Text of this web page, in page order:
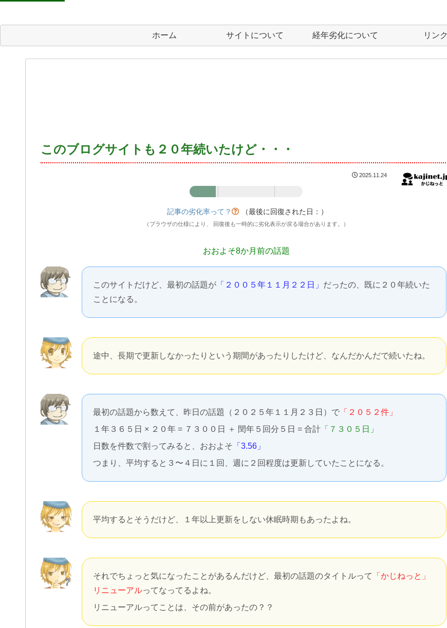
ホーム サイトについて 経年劣化について リンク
このブログサイトも２０年続いたけど・・・
2025.11.24
記事の劣化率って？ （最後に回復された日： ）
（ブラウザの仕様により、 回復後も一時的に劣化表示が戻る場合があります。）
おおよそ8か月前の話題
このサイトだけど、最初の話題が 「２００５年１１月２２日」 だったの、既に２０年続いた
ことになる。
途中、長期で更新しなかったりという期間があったりしたけど、なんだかんだで続いたね。
最初の話題から数えて、昨日の話題（２０２５年１１月２３日）で 「２０５２件」
１年３６５日 × ２０年 = ７３００日 ＋ 閏年５回分５日 = 合計 「７３０５日」
日数を件数で割ってみると、おおよそ 「3.56」
つまり、平均すると３〜４日に１回、週に２回程度は更新していたことになる。
平均するとそうだけど、１年以上更新をしない休眠時期もあったよね。
それでちょっと気になったことがあるんだけど、最初の話題のタイトルって
「かじねっと」
リニューアルってなってるよね。
リニューアルってことは、その前があったの？？